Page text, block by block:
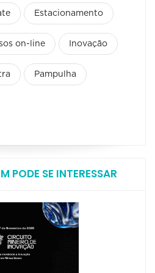
Estacionamento
on-line Inovação
Pampulha
PODE SE INTERESSAR